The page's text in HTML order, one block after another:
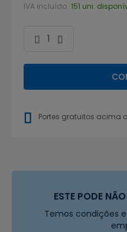
IVA incluído. 151 uni.
Portes gratuitos acima
ESTE PODE
Temos condições